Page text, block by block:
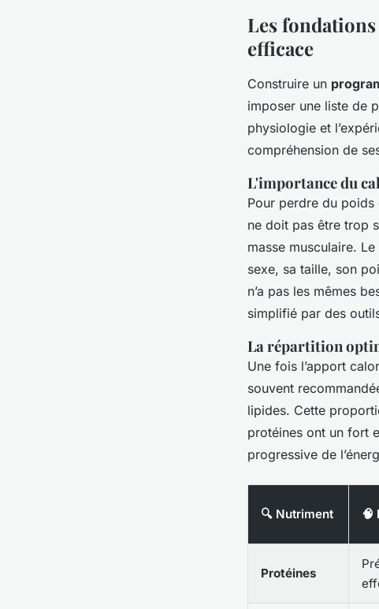
Les
efficace
Construire un
imposer une liste de
physiologie et
compréhension de
L'importance du
Pour perdre du
ne doit pas être trop
masse musculaire.
sexe, sa taille, son
n’a pas les mêmes
simplifié par des
La répartition
Une fois l’apport
souvent
lipides. Cette
protéines ont un fort
progressive de
🔍 Nutriment 🧠
Protéines